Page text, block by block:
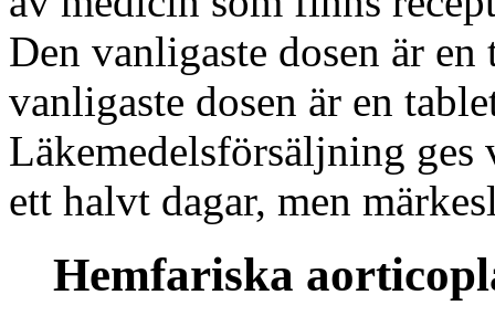
Den vanligaste dosen är
vanligaste dosen är en
Läkemedelsförsäljning
ett halvt dagar, men
Hemfariska